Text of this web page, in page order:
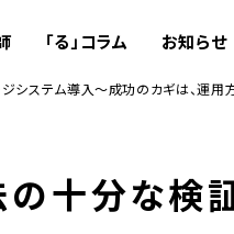
「る」コラム お知らせ
システム導入～成功のカギは、運
十分な検